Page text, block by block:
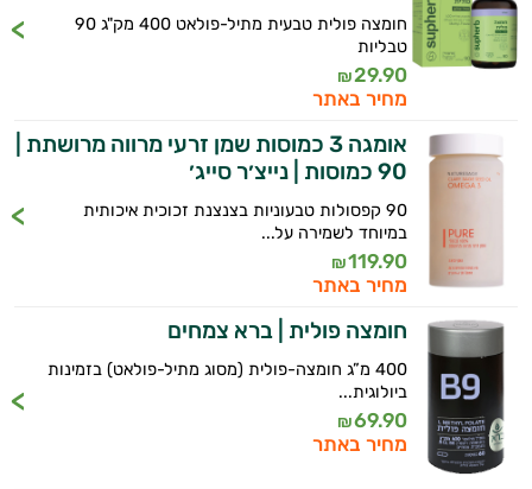
חומצה פולית טבעית מתיל-פולאט 400 מק"ג 90
טבליות
29.90
₪
מחיר באתר
אומגה 3 כמוסות שמן זרעי מרווה מרושתת |
90 כמוסות | נייצ׳ר סייג׳
90 קפסולות טבעוניות בצנצנת זכוכית איכותית
במיוחד לשמירה על...
119.90
₪
מחיר באתר
חומצה פולית | ברא צמחים
400 מ”ג חומצה-פולית (מסוג מתיל-פולאט) בזמינות
ביולוגית...
69.90
₪
מחיר באתר